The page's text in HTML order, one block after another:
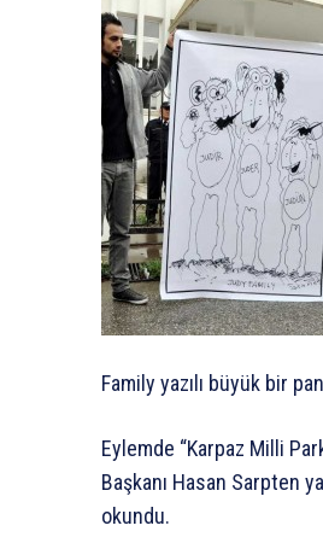
Family yazılı büyük bir
Eylemde “Karpaz Milli
Başkanı Hasan Sarpten
okundu.